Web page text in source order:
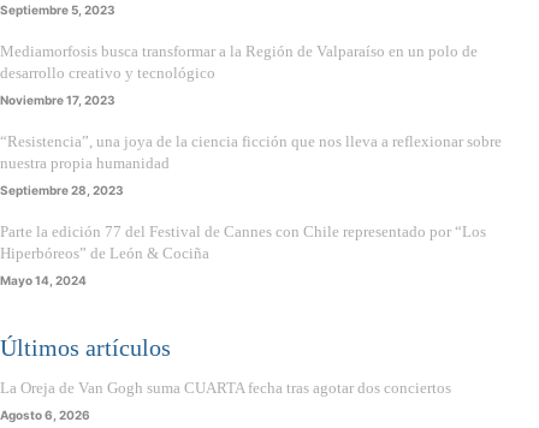
Septiembre 5, 2023
Mediamorfosis busca transformar a la Región de Valparaíso en un polo de
desarrollo creativo y tecnológico
Noviembre 17, 2023
“Resistencia”, una joya de la ciencia ficción que nos lleva a reflexionar sobre
nuestra propia humanidad
Septiembre 28, 2023
Parte la edición 77 del Festival de Cannes con Chile representado por “Los
Hiperbóreos” de León & Cociña
Mayo 14, 2024
Últimos artículos
La Oreja de Van Gogh suma CUARTA fecha tras agotar dos conciertos
Agosto 6, 2026